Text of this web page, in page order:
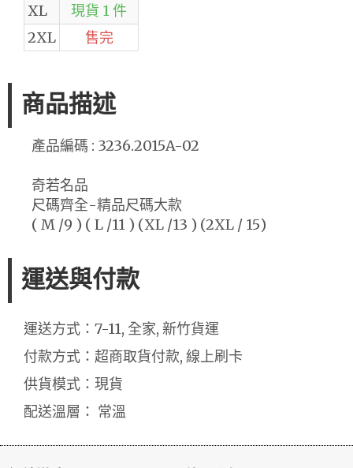
XL
現貨 1 件
2XL
售完
商品描述
產品編碼 : 3236.2015A-02
奇若名品
尺碼齊全-精品尺碼大款
( M /9 ) ( L /11 ) (XL /13 ) (2XL / 15)
運送與付款
運送方式：7-11, 全家, 新竹貨運
付款方式：超商取貨付款, 線上刷卡
供貨模式：現貨
配送溫層： 常溫